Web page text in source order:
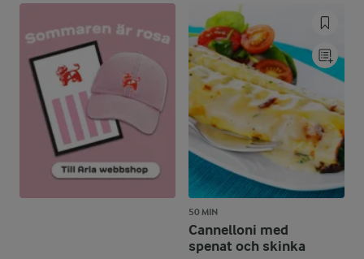
50 MIN
Cannelloni med
spenat och skinka